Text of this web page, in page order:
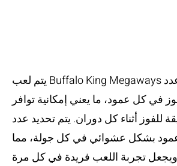
يتم لعب Buffalo King Megaways بخمسة أعمدة وعدد
في كل عمود، ما يعني إمكانية توافر
طريقة للفوز أثناء كل دوران. يتم تحديد عدد
بشكل عشوائي في كل جولة، مما